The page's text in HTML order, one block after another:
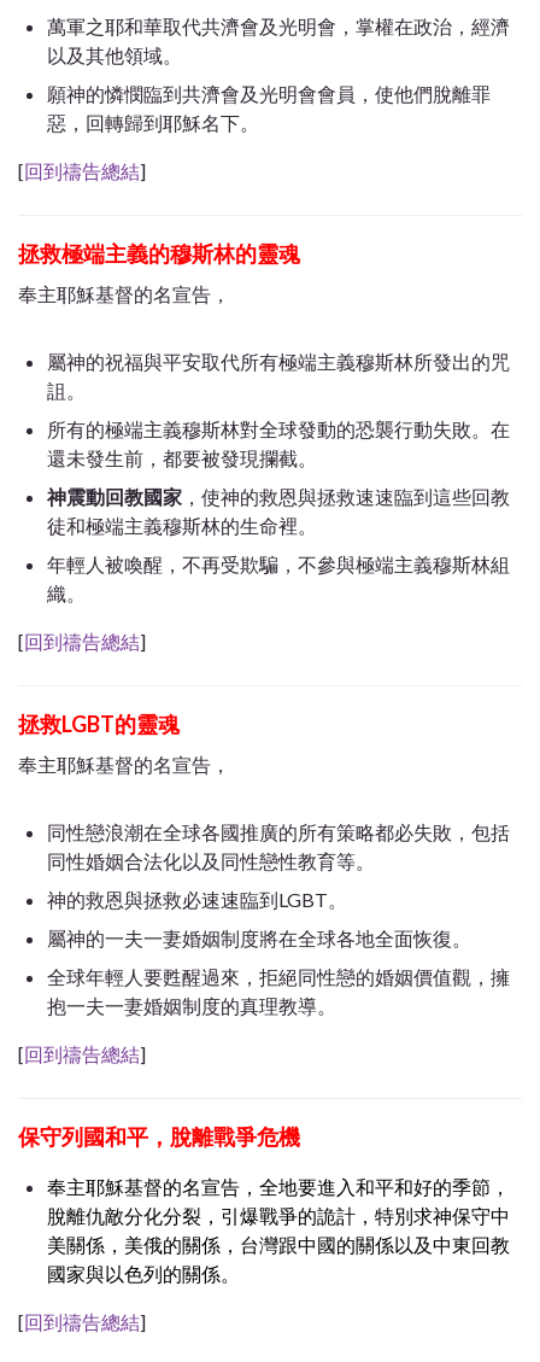
萬軍之耶和華取代共濟會及光明會，掌權在政治，經濟
以及其他領域。
願神的憐憫臨到共濟會及光明會會員，使他們脫離罪
惡，回轉歸到耶穌名下。
[回到禱告總結]
拯救極端主義的穆斯林的靈魂
奉主耶穌基督的名宣告，
屬神的祝福與平安取代所有極端主義穆斯林所發出的咒
詛。
所有的極端主義穆斯林對全球發動的恐襲行動失敗。在
還未發生前，都要被發現攔截。
神震動回教國家 ，使神的救恩與拯救速速臨到這些回教
徒和極端主義穆斯林的生命裡。
年輕人被喚醒，不再受欺騙，不參與極端主義穆斯林組
織。
[回到禱告總結]
拯救LGBT的靈魂
奉主耶穌基督的名宣告，
同性戀浪潮在全球各國推廣的所有策略都必失敗，包括
同性婚姻合法化以及同性戀性教育等。
神的救恩與拯救必速速臨到LGBT。
屬神的一夫一妻婚姻制度將在全球各地全面恢復。
全球年輕人要甦醒過來，拒絕同性戀的婚姻價值觀，擁
抱一夫一妻婚姻制度的真理教導。
[回到禱告總結]
保守列國和平， 脫離戰爭危機
奉主耶穌基督的名宣告，全地要進入和平和好的季節，
脫離仇敵分化分裂，引爆戰爭的詭計，特別求神保守中
美關係，美俄的關係，台灣跟中國的關係以及中東回教
國家與以色列的關係。
[回到禱告總結]